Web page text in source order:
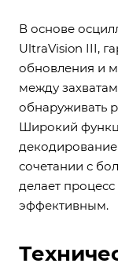
В основе
UltraVision III,
обновления и
между
обнаруживать
Широкий
сочетании с
делает
эффективным.